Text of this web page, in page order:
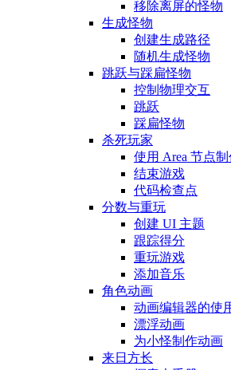
移除离屏的怪物
生成怪物
创建生成路径
随机生成怪物
跳跃与踩扁怪物
控制物理交互
跳跃
踩扁怪物
杀死玩家
使用 Area 节点
结束游戏
代码检查点
分数与重玩
创建 UI 主题
跟踪得分
重玩游戏
添加音乐
角色动画
动画编辑器的使
漂浮动画
为小怪制作动画
来日方长